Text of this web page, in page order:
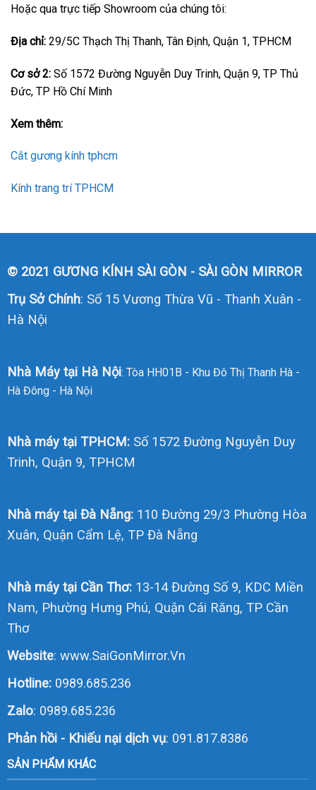
Hoặc qua trực tiếp Showroom của chúng tôi:
Địa chỉ: 29/5C Thạch Thị Thanh, Tân Định, Quận 1, TPHCM
Cơ sở 2: Số 1572 Đường Nguyễn Duy Trinh, Quận 9, TP Thủ
Đức, TP Hồ Chí Minh
Xem thêm:
Cắt gương kính tphcm
Kính trang trí TPHCM
© 2021 GƯƠNG KÍNH SÀI GÒN - SÀI GÒN MIRROR
Trụ Sở Chính: Số 15 Vương Thừa Vũ - Thanh Xuân -
Hà Nội
Nhà Máy tại Hà Nội: Tòa HH01B - Khu Đô Thị Thanh Hà -
Hà Đông - Hà Nội
Nhà máy tại TPHCM:Số 1572 Đường Nguyễn Duy
Trinh, Quận 9, TPHCM
Nhà máy tại Đà Nẵng:110 Đường 29/3 Phường Hòa
Xuân, Quận Cẩm Lệ, TP Đà Nẵng
Nhà máy tại Cần Thơ:13-14 Đường Số 9, KDC Miền
Nam, Phường Hưng Phú, Quận Cái Răng, TP Cần
Thơ
Website: www.SaiGonMirror.Vn
Hotline: 0989.685.236
Zalo: 0989.685.236
Phản hồi - Khiếu nại dịch vụ: 091.817.8386
SẢN PHẨM KHÁC